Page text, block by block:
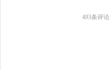
493条评论